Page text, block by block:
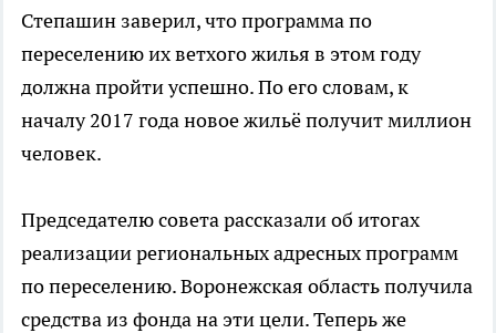
Степашин заверил, что программа по
переселению их ветхого жилья в этом году
должна пройти успешно. По его словам, к
началу 2017 года новое жильё получит миллион
человек.
Председателю совета рассказали об итогах
реализации региональных адресных программ
по переселению. Воронежская область получила
средства из фонда на эти цели. Теперь же